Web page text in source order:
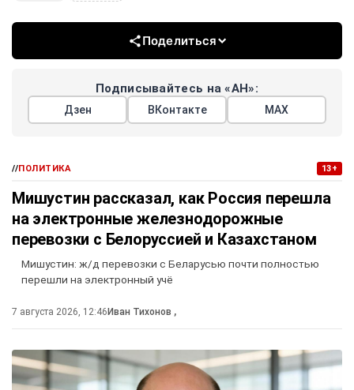
Поделиться
Подписывайтесь на «АН»:
Дзен ВКонтакте МАХ
//ПОЛИТИКА 13+
Мишустин рассказал, как Россия перешла
на электронные железнодорожные
перевозки с Белоруссией и Казахстаном
Мишустин: ж/д перевозки с Беларусью почти полностью
перешли на электронный учё
7 августа 2026, 12:46 Иван Тихонов ,